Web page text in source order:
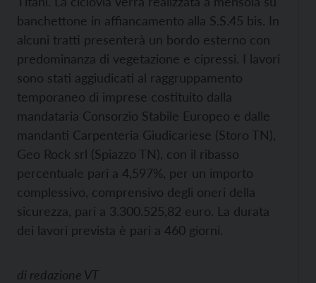
banchettone in affiancamento alla S.S.45 bis. In
alcuni tratti presenterà un bordo esterno con
predominanza di vegetazione e cipressi. I lavori
sono stati aggiudicati al raggruppamento
temporaneo di imprese costituito dalla
mandataria Consorzio Stabile Europeo e dalle
mandanti Carpenteria Giudicariese (Storo TN),
Geo Rock srl (Spiazzo TN), con il ribasso
percentuale pari a 4,597%, per un importo
complessivo, comprensivo degli oneri della
sicurezza, pari a 3.300.525,82 euro. La durata
dei lavori prevista è pari a 460 giorni.
di redazione VT